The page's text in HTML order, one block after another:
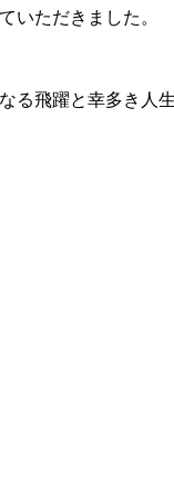
いただきました。
る飛躍と幸多き人